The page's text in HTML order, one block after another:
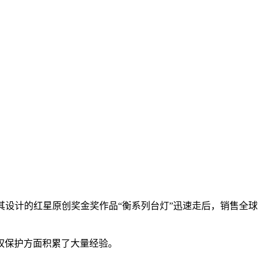
计的红星原创奖金奖作品“衡系列台灯”迅速走后，销售全球
护方面积累了大量经验。